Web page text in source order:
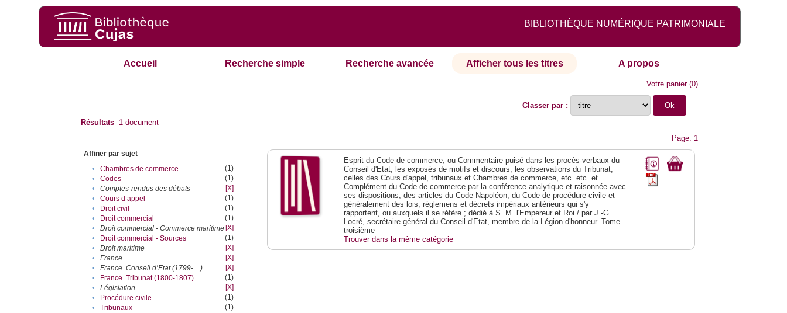
BIBLIOTHÈQUE NUMÉRIQUE PATRIMONIALE
Accueil Recherche simple Recherche avancée Afficher tous les titres A propos
Votre panier(0)
Classer par :
Résultats 1 document
Page: 1
Affiner par sujet
•
Chambres de commerce
(1)
•
Codes
(1)
•
Comptes-rendus des débats
[X]
•
Cours d’appel
(1)
•
Droit civil
(1)
•
Droit commercial
(1)
•
Droit commercial - Commerce maritime [X]
•
Droit commercial - Sources
(1)
•
Droit maritime
[X]
•
France
[X]
•
France. Conseil d’Etat (1799-....)
[X]
•
France. Tribunat (1800-1807)
(1)
•
Législation
[X]
•
Procédure civile
(1)
•
Tribunaux
(1)
Esprit du Code de commerce, ou Commentaire puisé dans les procès-verbaux du
Conseil d'Etat, les exposés de motifs et discours, les observations du Tribunat,
celles des Cours d'appel, tribunaux et Chambres de commerce, etc. etc. et
Complément du Code de commerce par la conférence analytique et raisonnée avec
ses dispositions, des articles du Code Napoléon, du Code de procédure civile et
généralement des lois, réglemens et décrets impériaux antérieurs qui s'y
rapportent, ou auxquels il se réfère ; dédié à S. M. l'Empereur et Roi / par J.-G.
Locré, secrétaire général du Conseil d'Etat, membre de la Légion d'honneur. Tome
troisième
Trouver dans la même catégorie